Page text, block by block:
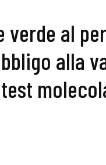
al
alla